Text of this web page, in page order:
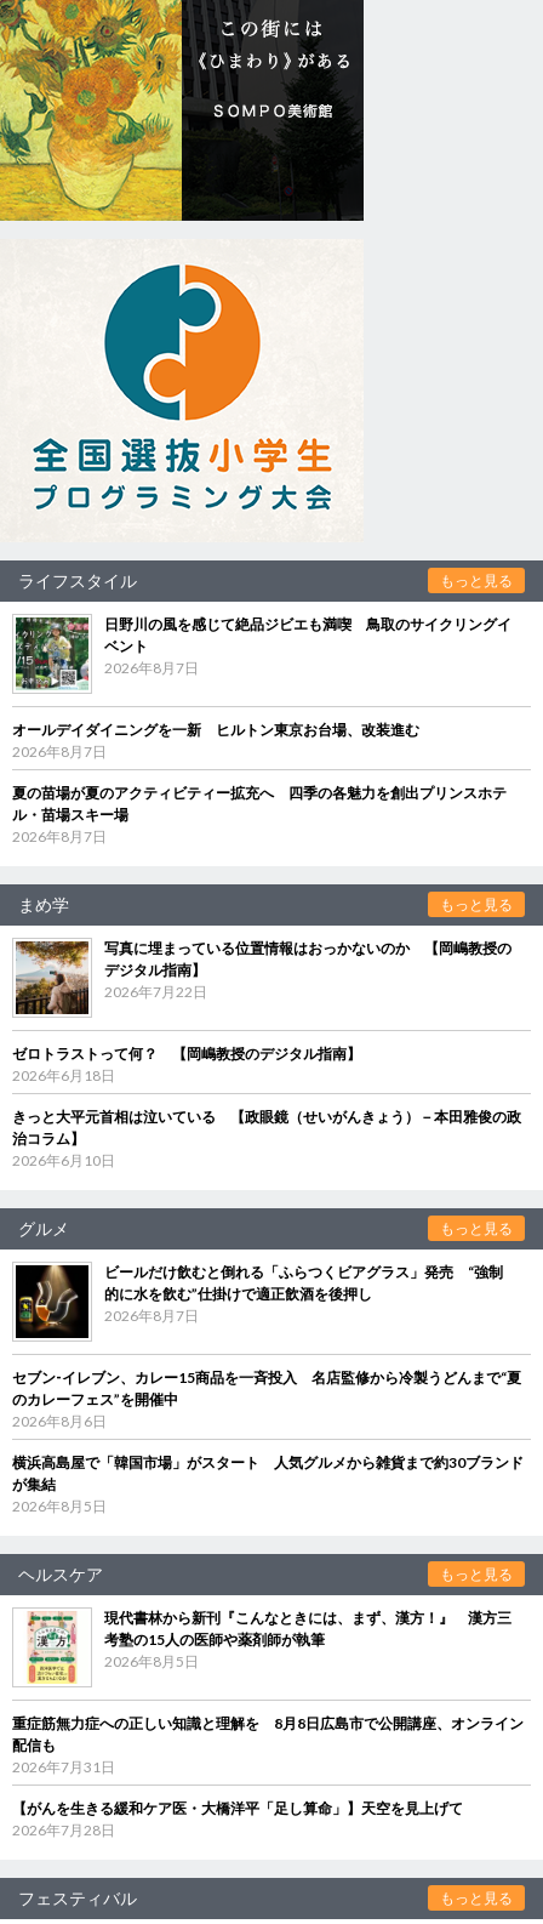
ライフスタイル もっと見る
日野川の風を感じて絶品ジビエも満喫 鳥取のサイクリングイ
ベント
2026年8月7日
オールデイダイニングを一新 ヒルトン東京お台場、改装進む
2026年8月7日
夏の苗場が夏のアクティビティー拡充へ 四季の各魅力を創出プリンスホテ
ル・苗場スキー場
2026年8月7日
まめ学 もっと見る
写真に埋まっている位置情報はおっかないのか 【岡嶋教授の
デジタル指南】
2026年7月22日
ゼロトラストって何？ 【岡嶋教授のデジタル指南】
2026年6月18日
きっと大平元首相は泣いている 【政眼鏡（せいがんきょう）－本田雅俊の政
治コラム】
2026年6月10日
グルメ もっと見る
ビールだけ飲むと倒れる「ふらつくビアグラス」発売 “強制
的に水を飲む”仕掛けで適正飲酒を後押し
2026年8月7日
セブン‐イレブン、カレー15商品を一斉投入 名店監修から冷製うどんまで“夏
のカレーフェス”を開催中
2026年8月6日
横浜高島屋で「韓国市場」がスタート 人気グルメから雑貨まで約30ブランド
が集結
2026年8月5日
ヘルスケア もっと見る
現代書林から新刊『こんなときには、まず、漢方！』 漢方三
考塾の15人の医師や薬剤師が執筆
2026年8月5日
重症筋無力症への正しい知識と理解を 8月8日広島市で公開講座、オンライン
配信も
2026年7月31日
【がんを生きる緩和ケア医・大橋洋平「足し算命」】天空を見上げて
2026年7月28日
フェスティバル もっと見る